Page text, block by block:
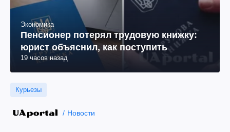
Экономика
Пенсионер потерял трудовую книжку:
юрист объяснил, как поступить
19 часов назад
Курьезы
Новости